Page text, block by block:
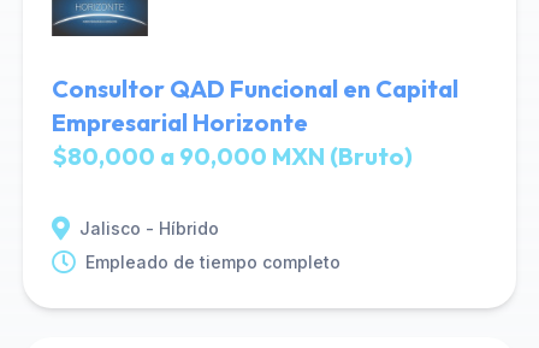
Consultor QAD Funcional en Capital
Empresarial Horizonte
$80,000 a 90,000 MXN (Bruto)
Jalisco - Híbrido
Empleado de tiempo completo